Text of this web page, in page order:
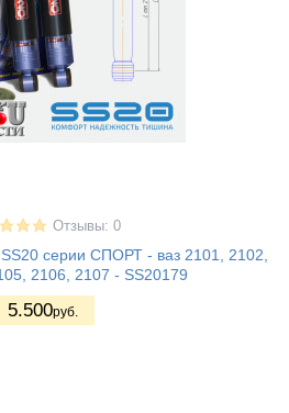
Отзывы: 0
серии СПОРТ - ваз 2101, 2102,
2106, 2107 - SS20179
5.500руб.